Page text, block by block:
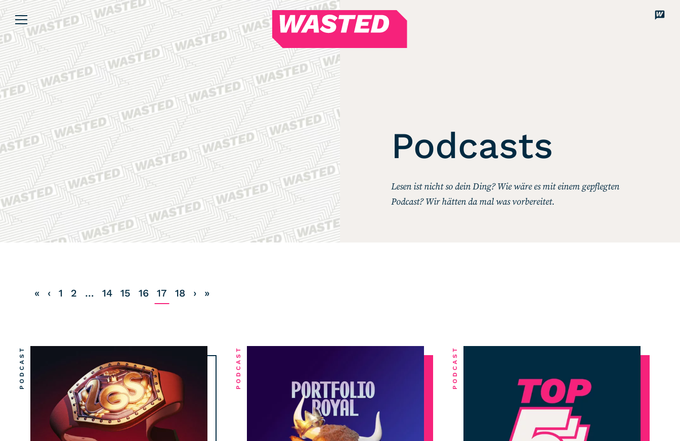
WASTED
Magazin
Über uns
We’re WASTED
Unsere Autor*innen
Lesen
Alle Artikel
Review
Kommentar
Analyse
Interview
Kolumne
Listicle
Newsletter
Hören
Alle Podcasts
WASTED WEEKLY
Portfolio Royal
Redebedarf
Last Game Standing
Top 5
Random
RSS-Feed
Podcasts
Lesen ist nicht so dein Ding? Wie wäre es mit einem gepflegten
Podcast? Wir hätten da mal was vorbereitet.
« ‹ 1 2 … 14 15 16 17 18 › »
PODCAST PODCAST PODCAST